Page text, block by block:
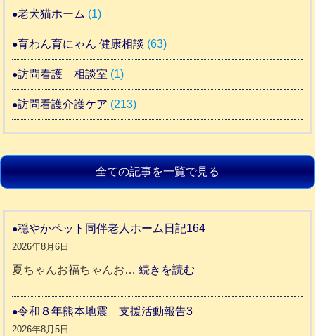
老犬猫ホーム (1)
育わん育にゃん 健康相談 (63)
訪問看護 相談室 (1)
訪問看護介護ケア (213)
全ての記事を一覧で見る
穏やかペット同伴老人ホーム日記164
2026年8月6日
夏ちゃんお福ちゃんお…続きを読む
令和８年熊本地震 支援活動報告3
2026年8月5日